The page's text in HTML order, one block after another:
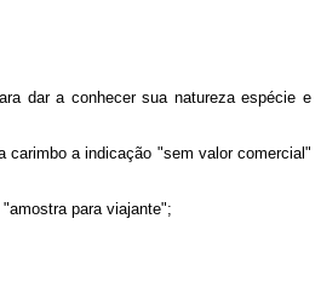
dar a conhecer sua natureza espécie e
carimbo a indicação "sem valor comercial"
para viajante";